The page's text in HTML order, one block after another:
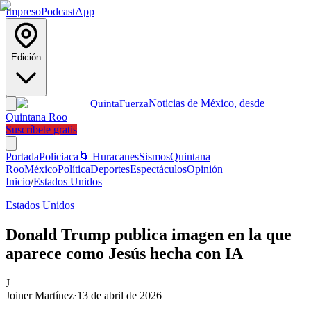
ImpresoPodcastApp
Edición
QuintaFuerzaNoticias de México, desde
Quintana Roo
Suscríbete gratis
PortadaPoliciaca 🌀 HuracanesSismosQuintana
RooMéxicoPolíticaDeportesEspectáculosOpinión
Inicio/Estados Unidos
Estados Unidos
Donald Trump publica imagen en la que
aparece como Jesús hecha con IA
J
Joiner Martínez·13 de abril de 2026